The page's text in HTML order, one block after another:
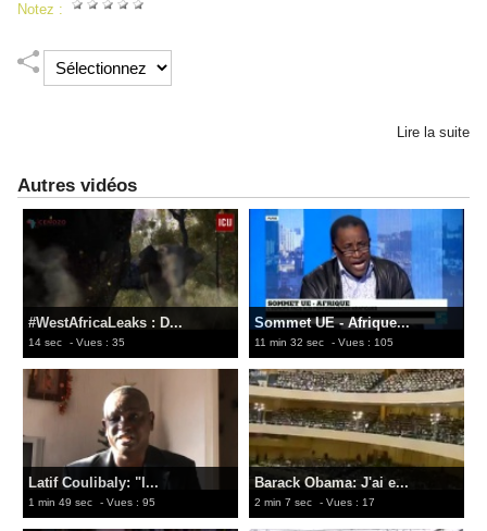
Notez :
Lire la suite
Autres vidéos
#WestAfricaLeaks : D...
14 sec - Vues : 35
Sommet UE - Afrique...
11 min 32 sec - Vues : 105
Latif Coulibaly: "l...
1 min 49 sec - Vues : 95
Barack Obama: J'ai e...
2 min 7 sec - Vues : 17